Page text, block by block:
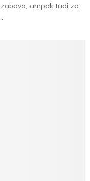
ampak tudi za